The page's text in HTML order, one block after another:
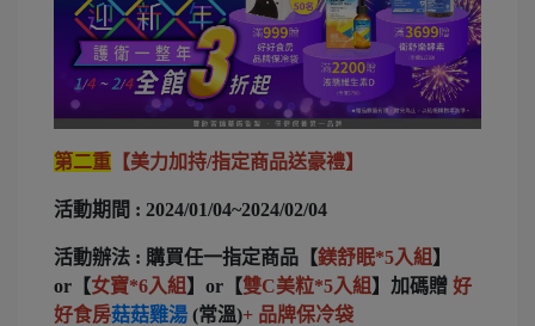
第二重 【美力加持/指定商品送豪禮】
活動期間 : 2024/01/04~2024/02/04
活動辦法 : 購買任一指定商品【鎂舒眠*5入組 】
or【女寶*6入組 】or【雙C美粒*5入組 】加碼贈 好
好食房菇菇雞湯 (常溫)+ 品牌保冷袋